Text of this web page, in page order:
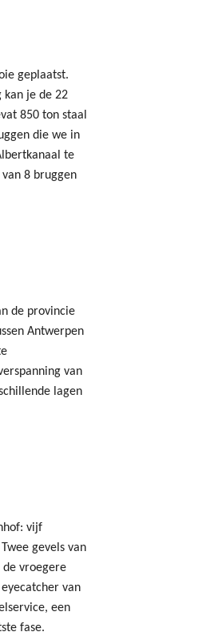
geplaatst.
kan je de 22
850 ton staal
die we in
te
8 bruggen
de provincie
Antwerpen
van
lagen
vijf
gevels van
de vroegere
van
een
fase.